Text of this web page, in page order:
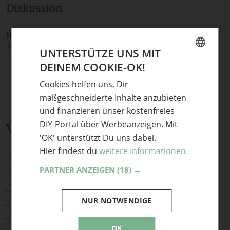
Diskussion
Noch keine Kommentare — sei die Erste oder der Erste und teile
Verwandte Themen
Mitbringsel
Geschenkideen
Geburtstagskarte
Upcycling
Schnittmuster
PDF-Schnittmuster
UNTERSTÜTZE UNS MIT
DEINEM COOKIE-OK!
Cookies helfen uns, Dir
maßgeschneiderte Inhalte anzubieten
und finanzieren unser kostenfreies
DIY-Portal über Werbeanzeigen. Mit
'OK' unterstützt Du uns dabei.
Hier findest du weitere Informationen.
PARTNER ANZEIGEN (18) →
OK
NUR NOTWENDIGE